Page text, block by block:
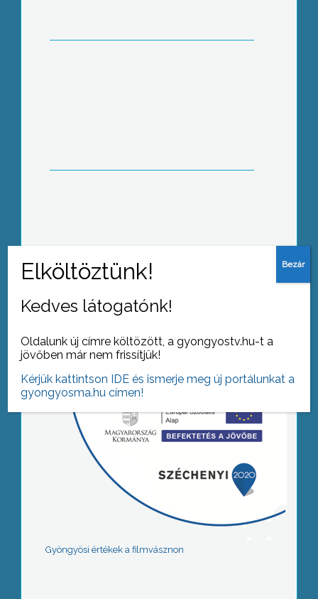
Tovább az archívumra
Gyöngyösi értékek a filmvásznon
Kedves látogatónk!
Oldalunk új címre költözött, a gyongyostv.hu-t a
jövőben már nem frissítjük!
Kérjük kattintson IDE és ismerje meg új portálunkat a
gyongyosma.hu címen!